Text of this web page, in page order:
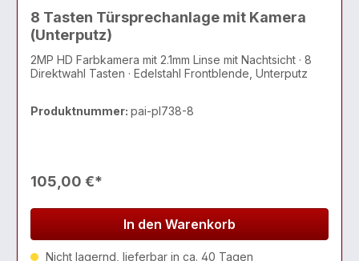
8 Tasten Türsprechanlage mit Kamera
(Unterputz)
2MP HD Farbkamera mit 2.1mm Linse mit Nachtsicht · 8
Direktwahl Tasten · Edelstahl Frontblende, Unterputz
Produktnummer: pai-pl738-8
105,00 €*
In den Warenkorb
Nicht lagernd, lieferbar in ca. 40 Tagen